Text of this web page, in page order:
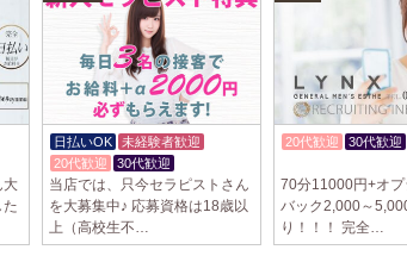
[渋谷
大人の隠れ家
初めまして、大
る講習時のセク
トが講…
aroma Angel
セラピストさん
上！！ 掛け持ち
大
日払いOK
未経験者歓迎
20代歓迎
30代歓迎
当店では、只今セラピストさん
を大募集中♪ 応募資格は18歳以
上（高校生不…
20代歓迎
30代歓迎
70分11000円+オ
バック2,000～
り！！！ 完全…